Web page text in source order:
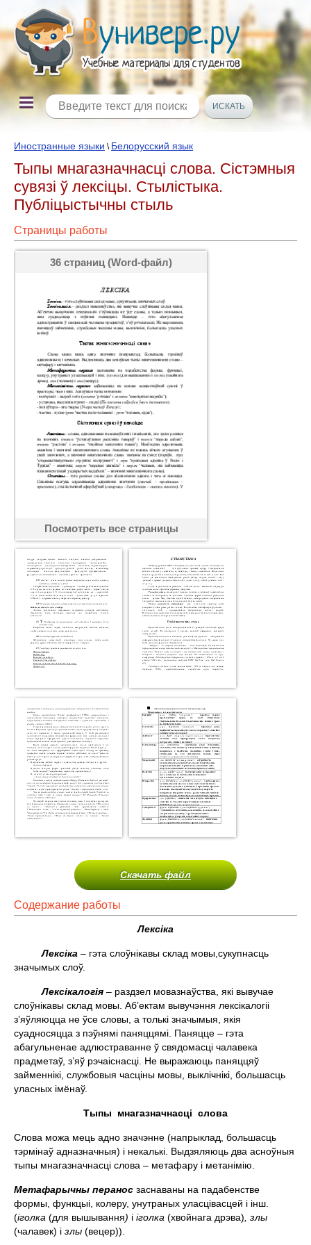
Иностранные языки \ Белорусский язык
Тыпы мнагазначнасці слова. Сiстэмныя
сувязi ў лексiцы. Стылістыка.
Публіцыстычны стыль
Страницы работы
36 страниц (Word-файл)
Посмотреть все страницы
Скачать файл
Содержание работы
Лексіка
Лексiка – гэта слоўнiкавы склад мовы,сукупнасць
значымых слоў.
Лексiкалогiя – раздзел мовазнаўства, якi вывучае
слоўнiкавы склад мовы. Аб’ектам вывучэння лексiкалогii
з’яўляюцца не ўсе словы, а толькi значымыя, якiя
суадносяцца з пэўнямi паняццямi. Паняцце – гэта
абагульненае адлюстраванне ў свядомасцi чалавека
прадметаў, з’яў рэчаiснасцi. Не выражаюць паняццяў
займеннiкi, службовыя часціны мовы, выклiчнiкi, большасць
уласных iмёнаў.
Тыпы мнагазначнасці слова
Слова можа мець адно значэнне (напрыклад, большасць
тэрмiнаў адназначныя) i некалькi. Выдзяляюць два асноўныя
тыпы мнагазначнасцi слова – метафару i метанiмiю.
Метафарычны перанос заснаваны на падабенстве
формы, функцыi, колеру, унутраных уласцiвасцей i iнш.
(iголка (для вышывання) i iголка (хвойнага дрэва) , злы
(чалавек) і злы (вецер)).